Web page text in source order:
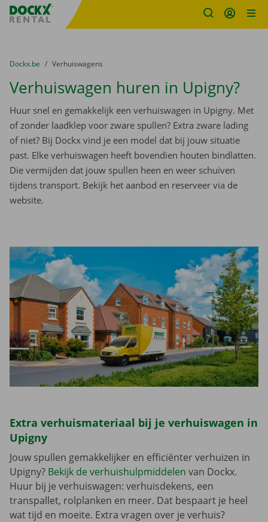
Fratello DEMO
U bevindt zich hier:
van
Dockx.be naar
Verhuiswagens
Verhuiswagen huren in Upigny?
Huur snel en gemakkelijk een verhuiswagen in Upigny. Met
of zonder laadklep voor zware spullen? Extra zware lading
of niet? Bij Dockx vind je een model dat bij jouw situatie
past. Elke verhuiswagen heeft bovendien houten bindlatten.
Die vermijden dat jouw spullen heen en weer schuiven
tijdens transport. Bekijk het aanbod en reserveer via de
website.
Extra verhuismateriaal bij je verhuiswagen in
Upigny
Jouw spullen gemakkelijker en efficiënter verhuizen in
Upigny? Bekijk de verhuishulpmiddelen van Dockx.
Huur bij je verhuiswagen: verhuisdekens, een
transpallet, rolplanken en meer. Dat bespaart je heel
wat tijd en moeite. Extra vragen over je verhuis?